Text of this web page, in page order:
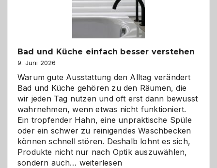
Bad und Küche einfach besser verstehen
9. Juni 2026
Warum gute Ausstattung den Alltag verändert
Bad und Küche gehören zu den Räumen, die
wir jeden Tag nutzen und oft erst dann bewusst
wahrnehmen, wenn etwas nicht funktioniert.
Ein tropfender Hahn, eine unpraktische Spüle
oder ein schwer zu reinigendes Waschbecken
können schnell stören. Deshalb lohnt es sich,
Produkte nicht nur nach Optik auszuwählen,
sondern auch… Bad
weiterlesen